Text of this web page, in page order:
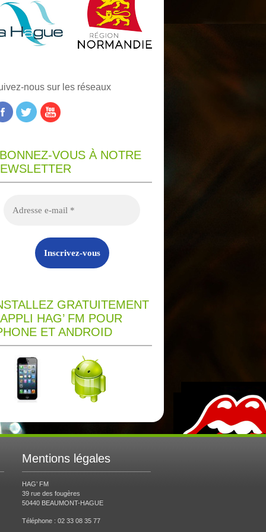
nous sur les réseaux
VOUS À NOTRE
GRATUITEMENT
HAG’ FM POUR
ET ANDROID
Mentions légales
HAG’ FM
39 rue des fougères
50440 BEAUMONT-HAGUE
Téléphone : 02 33 08 35 77